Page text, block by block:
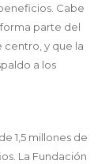
Cabe
parte del
y que la
a los
1,5 millones de
La Fundación